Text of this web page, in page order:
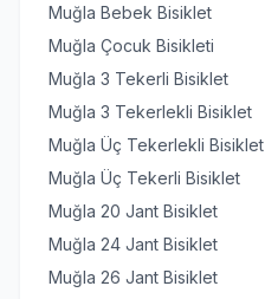
Muğla Bebek Bisiklet
Muğla Çocuk Bisikleti
Muğla 3 Tekerli Bisiklet
Muğla 3 Tekerlekli Bisiklet
Muğla Üç Tekerlekli Bisiklet
Muğla Üç Tekerli Bisiklet
Muğla 20 Jant Bisiklet
Muğla 24 Jant Bisiklet
Muğla 26 Jant Bisiklet